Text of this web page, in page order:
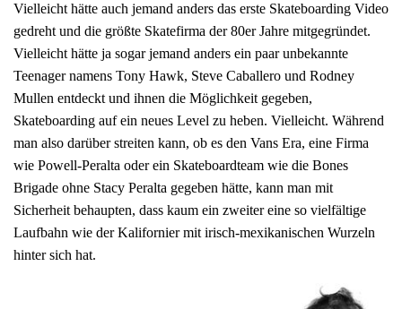
Vielleicht hätte auch jemand anders das erste Skateboarding Video
gedreht und die größte Skatefirma der 80er Jahre mitgegründet.
Vielleicht hätte ja sogar jemand anders ein paar unbekannte
Teenager namens Tony Hawk, Steve Caballero und Rodney
Mullen entdeckt und ihnen die Möglichkeit gegeben,
Skateboarding auf ein neues Level zu heben. Vielleicht. Während
man also darüber streiten kann, ob es den Vans Era, eine Firma
wie Powell-Peralta oder ein Skateboardteam wie die Bones
Brigade ohne Stacy Peralta gegeben hätte, kann man mit
Sicherheit behaupten, dass kaum ein zweiter eine so vielfältige
Laufbahn wie der Kalifornier mit irisch-mexikanischen Wurzeln
hinter sich hat.